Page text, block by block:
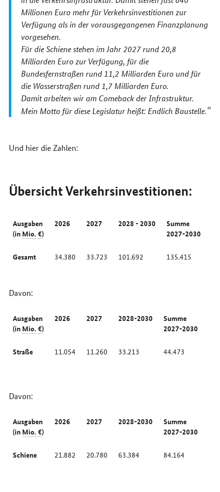
Millionen Euro mehr für Verkehrsinvestitionen zur
Verfügung als in der vorausgegangenen Finanzplanung
vorgesehen.
Für die Schiene stehen im Jahr 2027 rund 20,8
Milliarden Euro zur Verfügung, für die
Bundesfernstraßen rund 11,2 Milliarden Euro und für
die Wasserstraßen rund 1,7 Milliarden Euro.
Damit arbeiten wir am Comeback der Infrastruktur.
Mein Motto für diese Legislatur heißt: Endlich Baustelle.
Und hier die Zahlen:
Übersicht Verkehrsinvestitionen:
Ausgaben
(in Mio. €)
2026 2027 2028 - 2030
Summe
2027-2030
Gesamt 34.380 33.723 101.692 135.415
Davon:
Ausgaben
(in Mio. €)
2026 2027 2028-2030
Summe
2027-2030
Straße 11.054 11.260 33.213 44.473
Davon:
Ausgaben
(in Mio. €)
2026 2027 2028-2030
Summe
2027-2030
Schiene 21.882 20.780 63.384 84.164